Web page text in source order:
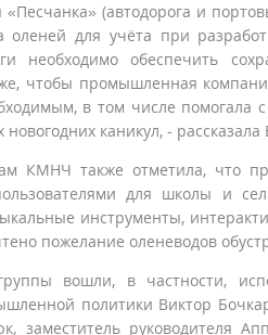
«Песчанка» (автодорога и
оленей для учёта при
необходимо обеспечить
чтобы промышленная
в том числе помогала
каникул, - рассказала
КМНЧ также отметила, что
для школы и
инструменты,
пожелание оленеводов
вошли, в частности,
политики Виктор
заместитель руководителя